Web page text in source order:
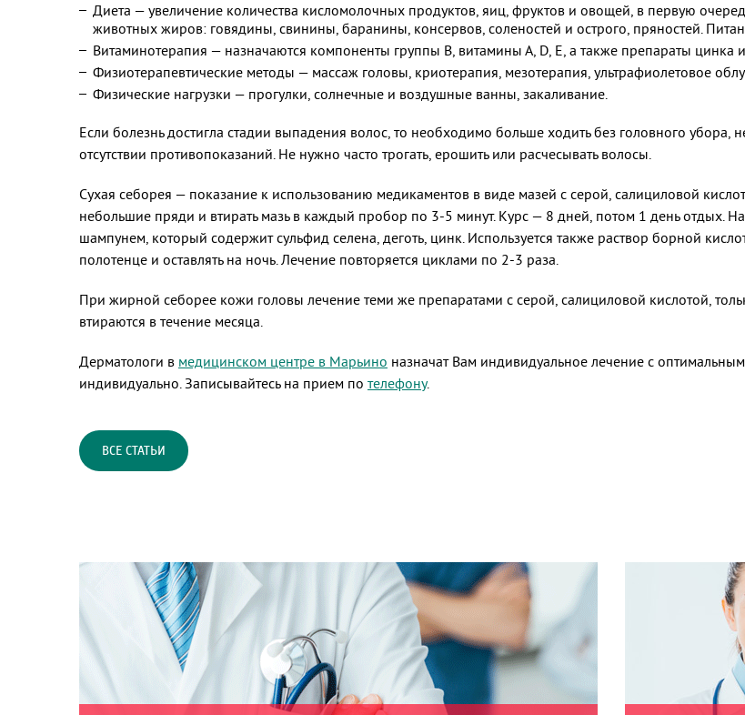
Диета — увеличение количества кисломолочных продуктов, яиц, фруктов и овощей, в первую
животных жиров: говядины, свинины, баранины, консервов, соленостей и острого, пряностей.
Витаминотерапия — назначаются компоненты группы B, витамины А, D, E, а также препараты цинка
Физиотерапевтические методы — массаж головы, криотерапия, мезотерапия, ультрафиолетовое
Физические нагрузки — прогулки, солнечные и воздушные ванны, закаливание.
Если болезнь достигла стадии выпадения волос, то необходимо больше ходить без головного убора,
отсутствии противопоказаний. Не нужно часто трогать, ерошить или расчесывать волосы.
Сухая себорея — показание к использованию медикаментов в виде мазей с серой, салициловой
небольшие пряди и втирать мазь в каждый пробор по 3-5 минут. Курс — 8 дней, потом 1 день отдых.
шампунем, который содержит сульфид селена, деготь, цинк. Используется также раствор борной
полотенце и оставлять на ночь. Лечение повторяется циклами по 2-3 раза.
При жирной себорее кожи головы лечение теми же препаратами с серой, салициловой кислотой,
втираются в течение месяца.
Дерматологи в медицинском центре в Марьино назначат Вам индивидуальное лечение с
индивидуально. Записывайтесь на прием по телефону.
ВСЕ СТАТЬИ